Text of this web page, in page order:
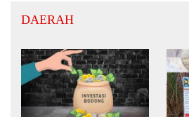
DAERAH